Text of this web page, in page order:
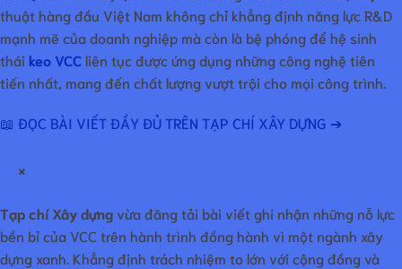
thuật hàng đầu Việt Nam không chỉ khẳng định năng lực R&D
mạnh mẽ của doanh nghiệp mà còn là bệ phóng để hệ sinh
thái keo VCC liên tục được ứng dụng những công nghệ tiên
tiến nhất, mang đến chất lượng vượt trội cho mọi công trình.
📖 ĐỌC BÀI VIẾT ĐẦY ĐỦ TRÊN TẠP CHÍ XÂY DỰNG ➔
×
Tạp chí Xây dựngvừa đăng tải bài viết ghi nhận những nỗ lực
bền bỉ của VCC trên hành trình đồng hành vì một ngành xây
dựng xanh. Khẳng định trách nhiệm to lớn với cộng đồng và